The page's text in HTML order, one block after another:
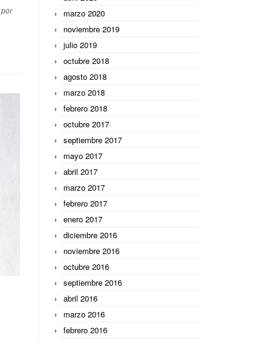
por
marzo 2020
noviembre 2019
julio 2019
octubre 2018
agosto 2018
marzo 2018
febrero 2018
octubre 2017
septiembre 2017
mayo 2017
abril 2017
marzo 2017
febrero 2017
enero 2017
diciembre 2016
noviembre 2016
octubre 2016
septiembre 2016
abril 2016
marzo 2016
febrero 2016